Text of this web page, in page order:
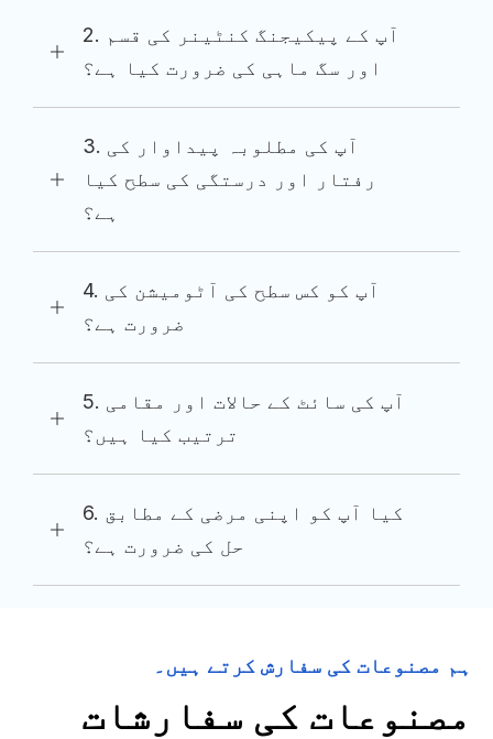
2. آپ کے پیکیجنگ کنٹینر کی قسم
اور سگ ماہی کی ضرورت کیا ہے؟
3. آپ کی مطلوبہ پیداوار کی
رفتار اور درستگی کی سطح کیا
ہے؟
4. آپ کو کس سطح کی آٹومیشن کی
ضرورت ہے؟
5. آپ کی سائٹ کے حالات اور مقامی
ترتیب کیا ہیں؟
6. کیا آپ کو اپنی مرضی کے مطابق
حل کی ضرورت ہے؟
ہم مصنوعات کی سفارش کرتے ہیں۔
مصنوعات کی سفارشات